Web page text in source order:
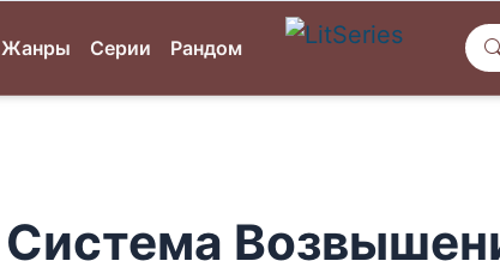
Жанры Серии Рандом
Система